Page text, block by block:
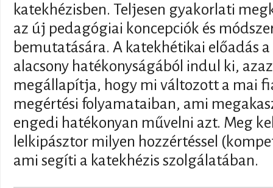
katekhézisben. Teljesen gyakorlati
az új pedagógiai koncepciók és
bemutatására. A katekhétikai előadás
alacsony hatékonyságából indul ki,
megállapítja, hogy mi változott a mai
megértési folyamataiban, ami
engedi hatékonyan művelni azt. Meg
lelkipásztor milyen hozzértéssel
ami segíti a katekhézis szolgálatában.